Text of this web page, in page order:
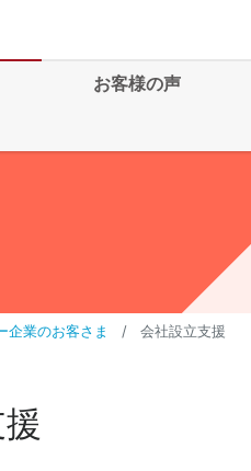
お客様の声
企業のお客さま 会社設立支援